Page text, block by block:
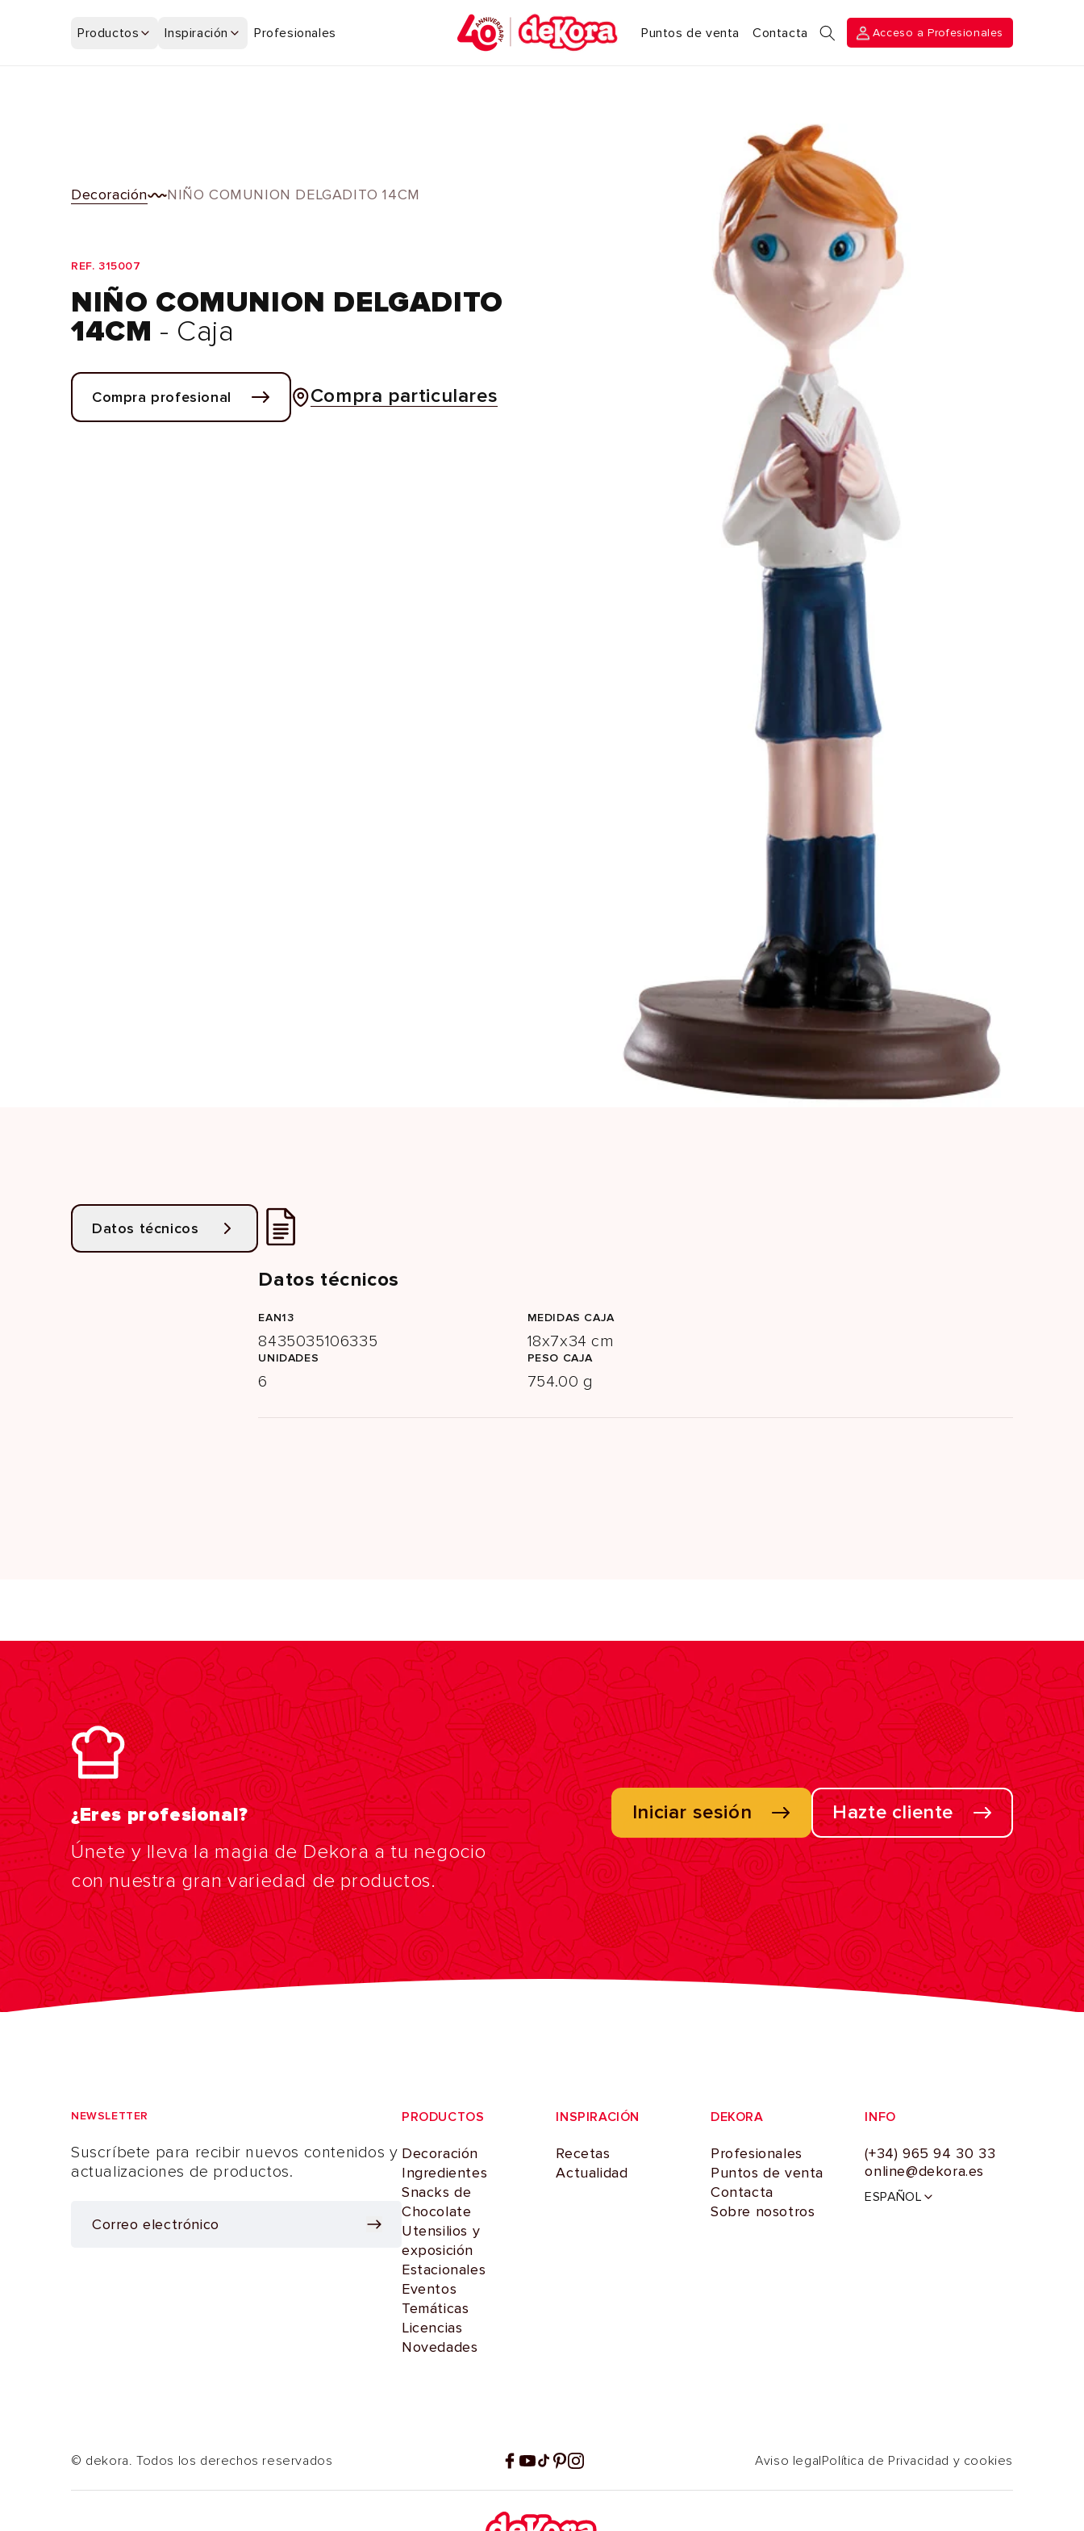
al contenidoProductos Inspiración Profesionales Puntos de venta Contacta Acceso a Profesionales
Profesionales
Decoración NIÑO COMUNION DELGADITO 14CM
REF. 315007
NIÑO COMUNION DELGADITO
14CM - Caja
Compra profesional Compra particulares
Datos técnicos
Datos técnicos
EAN13
8435035106335
UNIDADES
6
MEDIDAS CAJA
18x7x34 cm
PESO CAJA
754.00 g
¿Eres profesional?
Únete y lleva la magia de Dekora a tu negocio
con nuestra gran variedad de productos.
Iniciar sesión Hazte cliente
NEWSLETTER
Suscríbete para recibir nuevos contenidos y
actualizaciones de productos.
PRODUCTOS
Decoración
Ingredientes
Snacks de
Chocolate
Utensilios y
exposición
Estacionales
Eventos
Temáticas
Licencias
Novedades
INSPIRACIÓN
Recetas
Actualidad
DEKORA
Profesionales
Puntos de venta
Contacta
Sobre nosotros
INFO
(+34) 965 94 30 33
online@dekora.es
d
ESPAÑOL
© dekora. Todos los derechos reservados Facebook
YouTube
TikTokPinterest
Instagram Aviso legalPolítica de Privacidad y cookies